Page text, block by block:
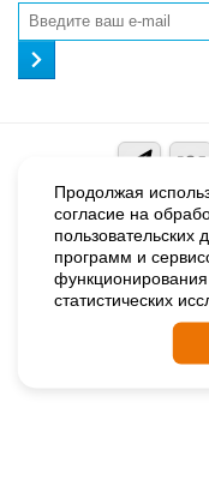
© 2026. ДЕТСКИЕ
Политика
Продолжая
согласие на
программ и
статистических